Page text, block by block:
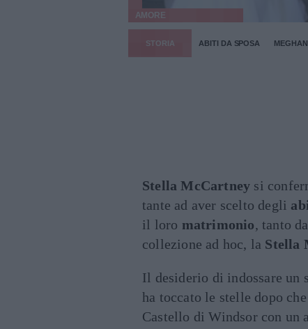
AMORE
STORIA ABITI DA SPOSA
Stella McCartney si
tante ad aver scelto degli
il loro matrimonio, tanto
collezione ad hoc, la Stella
Il desiderio di indossare un
ha toccato le stelle dopo che
Castello di Windsor con un